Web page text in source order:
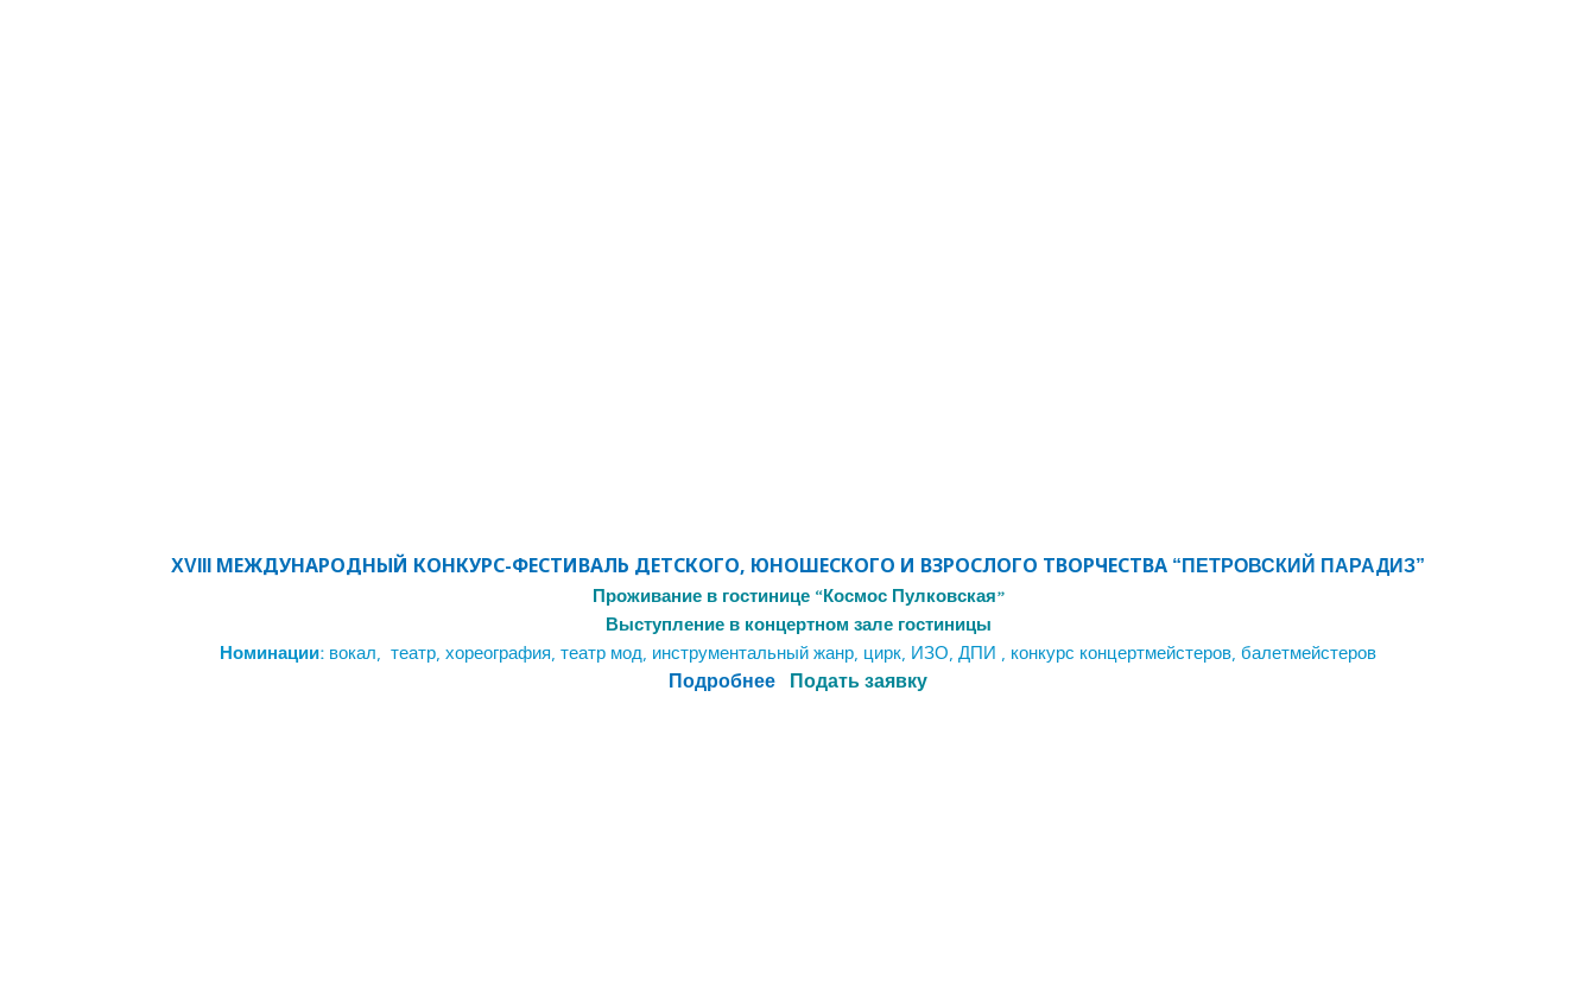
XVIII МЕЖДУНАРОДНЫЙ КОНКУРС-ФЕСТИВАЛЬ ДЕТСКОГО, ЮНОШЕСКОГО И ВЗРОСЛОГО ТВОРЧЕСТВА “ПЕТРОВСКИЙ ПАРАДИЗ”
Проживание в гостинице “Космос Пулковская”
Выступление в концертном зале гостиницы
Номинации:вокал, театр, хореография, театр мод, инструментальный жанр, цирк, ИЗО, ДПИ , конкурс концертмейстеров, балетмейстеров
Подробнее Податьзаявку